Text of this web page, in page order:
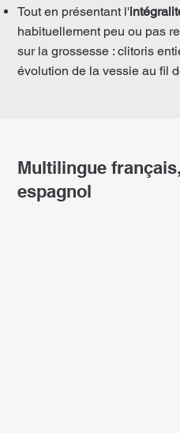
Tout en présentant l'
habituellement peu ou pas
sur la grossesse : clitoris
évolution de la vessie au fil
Multilingue
espagnol